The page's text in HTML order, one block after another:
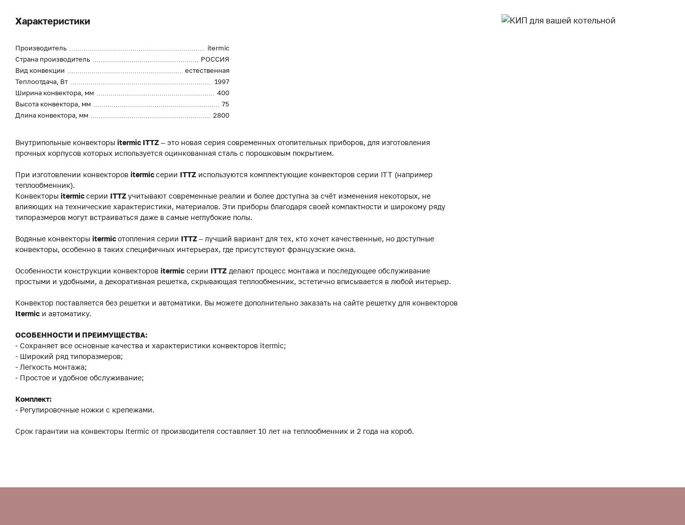
Характеристики
Производитель
itermic
Страна производитель
РОССИЯ
Вид конвекции
естественная
Теплоотдача, Вт
1997
Ширина конвектора, мм
400
Высота конвектора, мм
75
Длина конвектора, мм
2800
Внутрипольные конвекторы itermic ITTZ – это новая серия современных отопительных приборов, для изготовления
прочных корпусов которых используется оцинкованная сталь с порошковым покрытием.
При изготовлении конвекторов itermicсерии ITTZ используются комплектующие конвекторов серии ITT (например
теплообменник).
Конвекторы itermicсерии ITTZучитывают современные реалии и более доступна за счёт изменения некоторых, не
влияющих на технические характеристики, материалов. Эти приборы благодаря своей компактности и широкому ряду
типоразмеров могут встраиваться даже в самые неглубокие полы.
Водяные конвекторы itermicотопления серии ITTZ– лучший вариант для тех, кто хочет качественные, но доступные
конвекторы, особенно в таких специфичных интерьерах, где присутствуют французские окна.
Особенности конструкции конвекторов itermic серии ITTZ делают процесс монтажа и последующее обслуживание
простыми и удобными, а декоративная решетка, скрывающая теплообменник, эстетично вписывается в любой интерьер.
Конвектор поставляется без решетки и автоматики. Вы можете дополнительно заказать на сайте решетку для конвекторов
Itermic и автоматику.
ОСОБЕННОСТИ И ПРЕИМУЩЕСТВА:
- Сохраняет все основные качества и характеристики конвекторов itermic;
- Широкий ряд типоразмеров;
- Легкость монтажа;
- Простое и удобное обслуживание;
Комплект:
- Регулировочные ножки с крепежами.
Срок гарантии на конвекторы Itermic от производителя составляет 10 лет на теплообменник и 2 года на короб.